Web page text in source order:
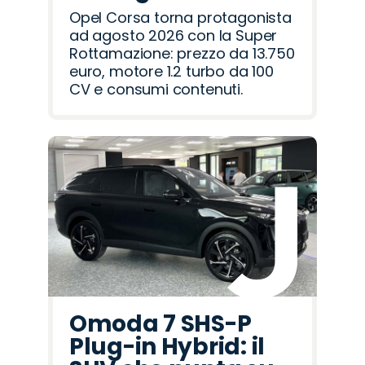
Opel Corsa torna protagonista
ad agosto 2026 con la Super
Rottamazione: prezzo da 13.750
euro, motore 1.2 turbo da 100
CV e consumi contenuti.
Omoda 7 SHS-P
Plug-in Hybrid: il